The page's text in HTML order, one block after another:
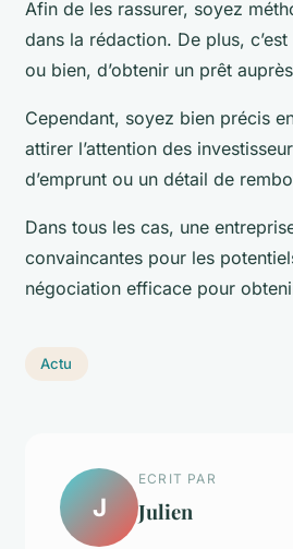
Afin de les rassurer, soyez
dans la rédaction. De plus,
ou bien, d’obtenir un prêt
Cependant, soyez bien précis
attirer l’attention des
d’emprunt ou un détail de
Dans tous les cas, une
convaincantes pour les
négociation efficace pour
Actu
J
ECRIT PAR
Julien